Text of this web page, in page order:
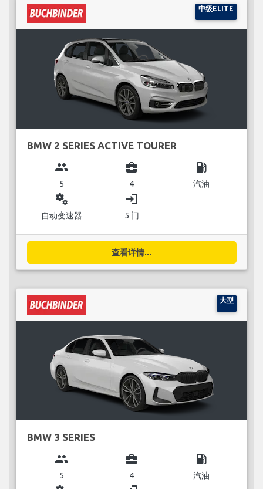
中级ELITE
BMW 2 SERIES ACTIVE TOURER
group
5
business_center
4
local_gas_station
汽油
miscellaneous_services
自动变速器
login
5 门
查看详情...
大型
BMW 3 SERIES
group
5
business_center
4
local_gas_station
汽油